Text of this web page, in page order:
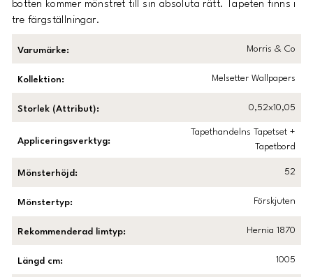
botten kommer mönstret till sin absoluta rätt. Tapeten finns i
tre färgställningar.
Varumärke: Morris & Co
Kollektion: Melsetter Wallpapers
Storlek (Attribut): 0,52x10,05
Appliceringsverktyg:
Tapethandelns Tapetset +
Tapetbord
Mönsterhöjd : 52
Mönstertyp: Förskjuten
Rekommenderad limtyp: Hernia 1870
Längd cm: 1005